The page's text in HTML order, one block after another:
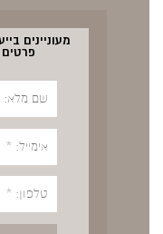
מעוניינים